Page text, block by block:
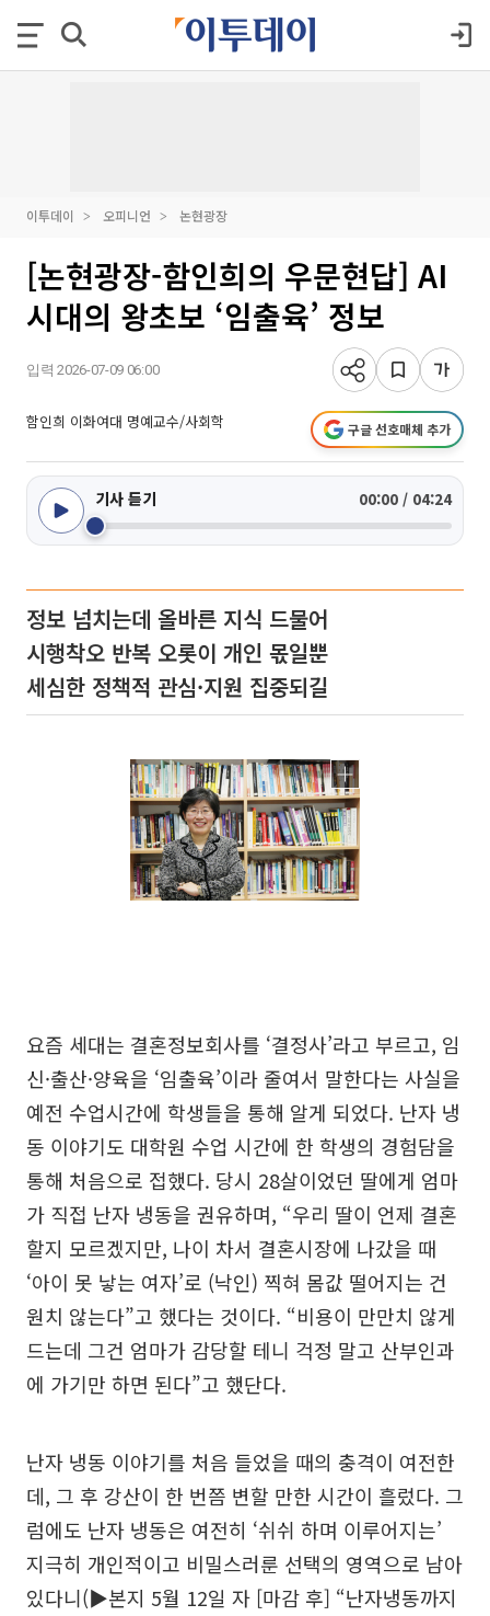
이투데이 오피니언 논현광장
[논현광장-함인희의 우문현답] AI
시대의 왕초보 ‘임출육’ 정보
입력 2026-07-09 06:00
함인희 이화여대 명예교수/사회학 구글 선호매체 추가
기사 듣기 00:00 / 04:24
정보 넘치는데 올바른 지식 드물어
시행착오 반복 오롯이 개인 몫일뿐
세심한 정책적 관심·지원 집중되길
요즘 세대는 결혼정보회사를 ‘결정사’라고 부르고, 임
신·출산·양육을 ‘임출육’이라 줄여서 말한다는 사실을
예전 수업시간에 학생들을 통해 알게 되었다. 난자 냉
동 이야기도 대학원 수업 시간에 한 학생의 경험담을
통해 처음으로 접했다. 당시 28살이었던 딸에게 엄마
가 직접 난자 냉동을 권유하며, “우리 딸이 언제 결혼
할지 모르겠지만, 나이 차서 결혼시장에 나갔을 때
‘아이 못 낳는 여자’로 (낙인) 찍혀 몸값 떨어지는 건
원치 않는다”고 했다는 것이다. “비용이 만만치 않게
드는데 그건 엄마가 감당할 테니 걱정 말고 산부인과
에 가기만 하면 된다”고 했단다.
난자 냉동 이야기를 처음 들었을 때의 충격이 여전한
데, 그 후 강산이 한 번쯤 변할 만한 시간이 흘렀다. 그
럼에도 난자 냉동은 여전히 ‘쉬쉬 하며 이루어지는’
지극히 개인적이고 비밀스러룬 선택의 영역으로 남아
있다니(▶본지 5월 12일 자 [마감 후] “난자냉동까지